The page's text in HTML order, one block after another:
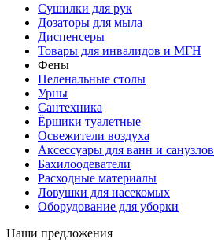
Сушилки для рук
Дозаторы для мыла
Диспенсеры
Товары для инвалидов и МГН
Фены
Пеленальные столы
Урны
Сантехника
Ёршики туалетные
Освежители воздуха
Аксессуары для ванн и санузлов
Бахилоодеватели
Расходные материалы
Ловушки для насекомых
Оборудование для уборки
Наши предложения